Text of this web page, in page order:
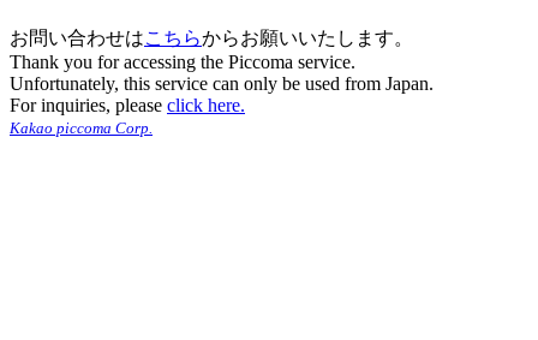
お問い合わせはこちらからお願いいたします。
Thank you for accessing the Piccoma service.
Unfortunately, this service can only be used from Japan.
For inquiries, please click here.
Kakao piccoma Corp.